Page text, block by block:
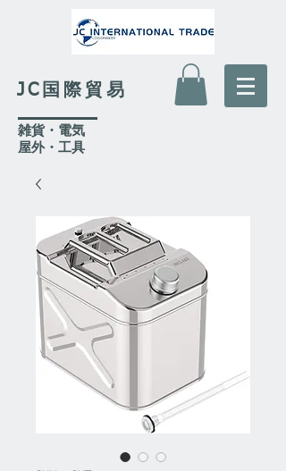
JC国際貿易
​雑貨・電気
​屋外・工具